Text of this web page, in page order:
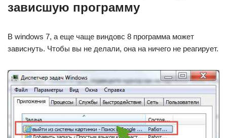
зависшую программу
В windows 7, а еще чаще виндовс 8 программа может
зависнуть. Чтобы вы не делали, она на ничего не реагирует.